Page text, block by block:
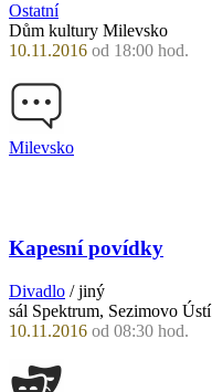
Ostatní
Dům kultury Milevsko
10.11.2016 od 18:00 hod.
Milevsko
Kapesní povídky
Divadlo / jiný
sál Spektrum, Sezimovo Ústí
10.11.2016 od 08:30 hod.